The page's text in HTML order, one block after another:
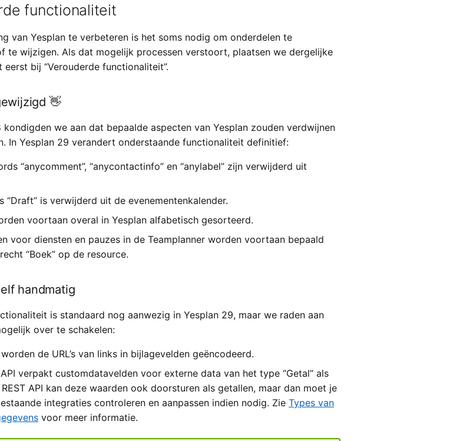
functionaliteit
van Yesplan te verbeteren is het soms nodig om onderdelen te
te wijzigen. Als dat mogelijk processen verstoort, plaatsen we dergelijke
bij “Verouderde functionaliteit”.
👋
kondigden we aan dat bepaalde aspecten van Yesplan zouden verdwijnen
In Yesplan 29 verandert onderstaande functionaliteit definitief:
“anycomment”, “anycontactinfo” en “anylabel” zijn verwijderd uit
“Draft” is verwijderd uit de evenementenkalender.
voortaan overal in Yesplan alfabetisch gesorteerd.
voor diensten en pauzes in de Teamplanner worden voortaan bepaald
“Boek” op de resource.
handmatig
is standaard nog aanwezig in Yesplan 29, maar we raden aan
over te schakelen:
de URL’s van links in bijlagevelden geëncodeerd.
API verpakt customdatavelden voor externe data van het type “Getal” als
API kan deze waarden ook doorsturen als getallen, maar dan moet je
integraties controleren en aanpassen indien nodig. Zie Types van
voor meer informatie.